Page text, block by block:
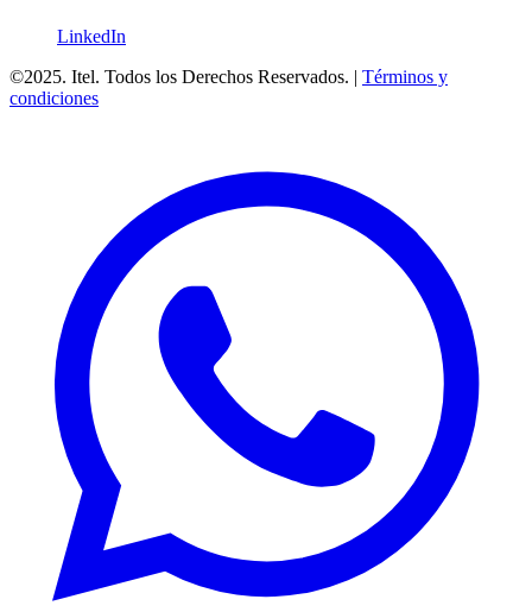
LinkedIn
©2025. Itel. Todos los Derechos Reservados. | Términos y
condiciones